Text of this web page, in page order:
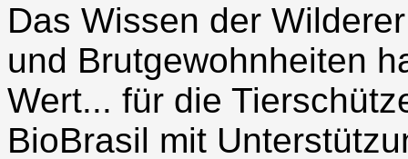
Das Wissen der
und Brutgewohnheiten
Wert... für die
BioBrasil mit